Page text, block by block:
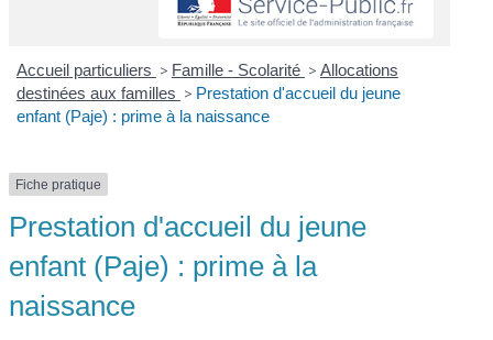
Accueil particuliers > Famille - Scolarité > Allocations
destinées aux familles > Prestation d'accueil du jeune
enfant (Paje) : prime à la naissance
Fiche pratique
Prestation d'accueil du jeune
enfant (Paje) : prime à la
naissance